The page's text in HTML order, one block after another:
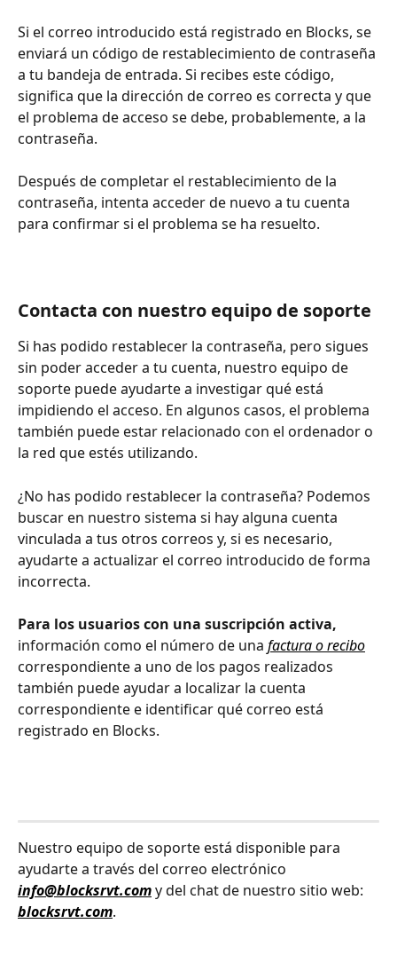
Si el correo introducido está registrado en Blocks, se
enviará un código de restablecimiento de contraseña
a tu bandeja de entrada. Si recibes este código,
significa que la dirección de correo es correcta y que
el problema de acceso se debe, probablemente, a la
contraseña.
Después de completar el restablecimiento de la
contraseña, intenta acceder de nuevo a tu cuenta
para confirmar si el problema se ha resuelto.
Contacta con nuestro equipo de soporte
Si has podido restablecer la contraseña, pero sigues
sin poder acceder a tu cuenta, nuestro equipo de
soporte puede ayudarte a investigar qué está
impidiendo el acceso. En algunos casos, el problema
también puede estar relacionado con el ordenador o
la red que estés utilizando.
¿No has podido restablecer la contraseña? Podemos
buscar en nuestro sistema si hay alguna cuenta
vinculada a tus otros correos y, si es necesario,
ayudarte a actualizar el correo introducido de forma
incorrecta.
Para los usuarios con una suscripción activa,
información como el número de una factura o recibo
correspondiente a uno de los pagos realizados
también puede ayudar a localizar la cuenta
correspondiente e identificar qué correo está
registrado en Blocks.
Nuestro equipo de soporte está disponible para
ayudarte a través del correo electrónico
info@blocksrvt.com y del chat de nuestro sitio web:
blocksrvt.com.